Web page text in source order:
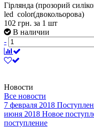
Гірлянда (прозорий
led color(двокольорова)
102 грн. за 1 шт
В наличии
-
Новости
Все новости
7 февраля 2018
июня 2018 Новое
поступление